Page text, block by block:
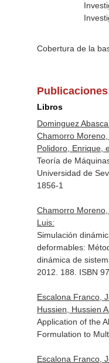
Cobertura de la
Libros
Dominguez
Chamorro
Polidoro, Enrique,
Teoría de
Universidad de
1856-1
Chamorro
Luis:
Simulación
deformables:
dinámica de
2012. 188. ISBN
Escalona Franco,
Hussien, Hussien
Application of the
Formulation to
Escalona Franco,